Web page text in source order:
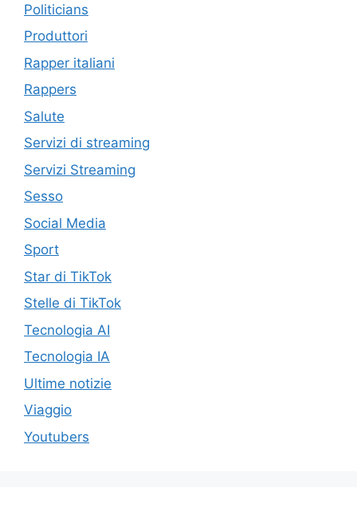
Politicians
Produttori
Rapper italiani
Rappers
Salute
Servizi di streaming
Servizi Streaming
Sesso
Social Media
Sport
Star di TikTok
Stelle di TikTok
Tecnologia AI
Tecnologia IA
Ultime notizie
Viaggio
Youtubers